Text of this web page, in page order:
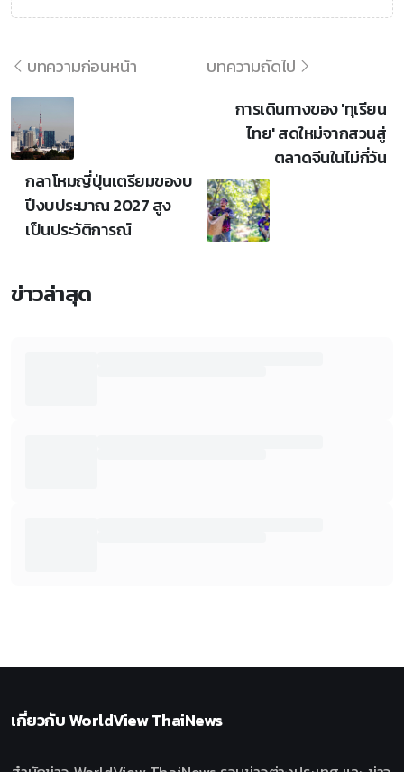
บทความก่อนหน้า
กลาโหมญี่ปุ่นเตรียมของบ
ปีงบประมาณ 2027 สูง
เป็นประวัติการณ์
บทความถัดไป
การเดินทางของ 'ทุเรียน
ไทย' สดใหม่จากสวนสู่
ตลาดจีนในไม่กี่วัน
ข่าวล่าสุด
เกี่ยวกับWorldView ThaiNews